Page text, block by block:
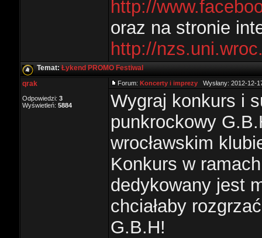
http://
oraz na stronie
http://
Temat: Łykend PROMO Festiwal
qrak
Odpowiedzi: 3
Wyświetleń: 5884
Forum: Koncerty i imprezy Wysłany: 2012-12-
Wygraj konkurs i
punkrockowy
wrocławskim
Konkurs w
dedykowany jest
chciałaby
G.B.H!